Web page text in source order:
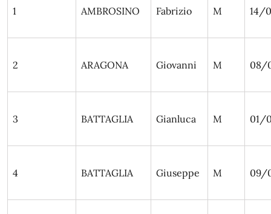
1 AMBROSINO Fabrizio M 14/
2 ARAGONA Giovanni M 08/
3 BATTAGLIA Gianluca M 01/
4 BATTAGLIA Giuseppe M 09/